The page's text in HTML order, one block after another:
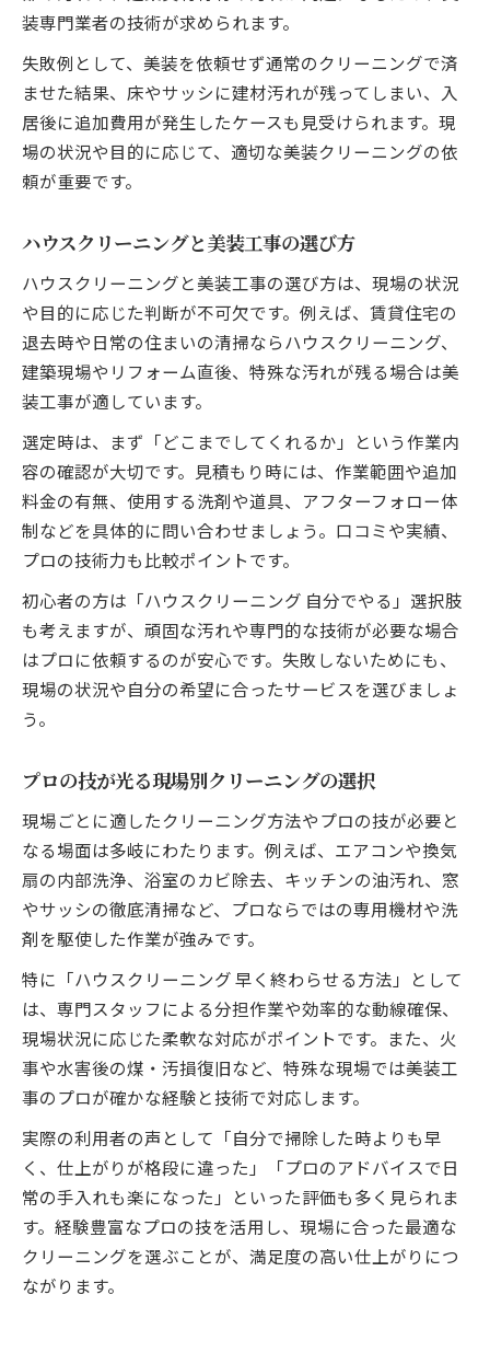
装専門業者の技術が求められます。
失敗例として、美装を依頼せず通常のクリーニングで済
ませた結果、床やサッシに建材汚れが残ってしまい、入
居後に追加費用が発生したケースも見受けられます。現
場の状況や目的に応じて、適切な美装クリーニングの依
頼が重要です。
ハウスクリーニングと美装工事の選び方
ハウスクリーニングと美装工事の選び方は、現場の状況
や目的に応じた判断が不可欠です。例えば、賃貸住宅の
退去時や日常の住まいの清掃ならハウスクリーニング、
建築現場やリフォーム直後、特殊な汚れが残る場合は美
装工事が適しています。
選定時は、まず「どこまでしてくれるか」という作業内
容の確認が大切です。見積もり時には、作業範囲や追加
料金の有無、使用する洗剤や道具、アフターフォロー体
制などを具体的に問い合わせましょう。口コミや実績、
プロの技術力も比較ポイントです。
初心者の方は「ハウスクリーニング 自分でやる」選択肢
も考えますが、頑固な汚れや専門的な技術が必要な場合
はプロに依頼するのが安心です。失敗しないためにも、
現場の状況や自分の希望に合ったサービスを選びましょ
う。
プロの技が光る現場別クリーニングの選択
現場ごとに適したクリーニング方法やプロの技が必要と
なる場面は多岐にわたります。例えば、エアコンや換気
扇の内部洗浄、浴室のカビ除去、キッチンの油汚れ、窓
やサッシの徹底清掃など、プロならではの専用機材や洗
剤を駆使した作業が強みです。
特に「ハウスクリーニング 早く終わらせる方法」として
は、専門スタッフによる分担作業や効率的な動線確保、
現場状況に応じた柔軟な対応がポイントです。また、火
事や水害後の煤・汚損復旧など、特殊な現場では美装工
事のプロが確かな経験と技術で対応します。
実際の利用者の声として「自分で掃除した時よりも早
く、仕上がりが格段に違った」「プロのアドバイスで日
常の手入れも楽になった」といった評価も多く見られま
す。経験豊富なプロの技を活用し、現場に合った最適な
クリーニングを選ぶことが、満足度の高い仕上がりにつ
ながります。